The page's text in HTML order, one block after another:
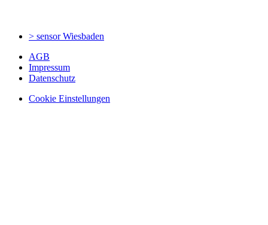
> sensorWiesbaden
AGB
Impressum
Datenschutz
Cookie Einstellungen